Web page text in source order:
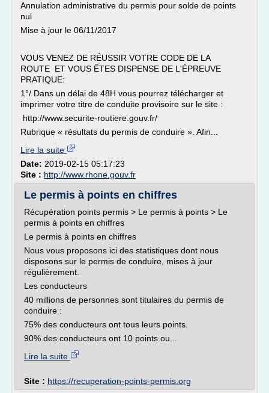
Annulation administrative du permis pour solde de points
nul
Mise à jour le 06/11/2017
VOUS VENEZ DE RÉUSSIR VOTRE CODE DE LA
ROUTE ET VOUS ÊTES DISPENSE DE L'ÉPREUVE
PRATIQUE:
1°/ Dans un délai de 48H vous pourrez télécharger et
imprimer votre titre de conduite provisoire sur le site :
http://www.securite-routiere.gouv.fr/
Rubrique « résultats du permis de conduire ». Afin...
Lire la suite
Date: 2019-02-15 05:17:23
Site : http://www.rhone.gouv.fr
Le permis à points en chiffres
Récupération points permis > Le permis à points > Le
permis à points en chiffres
Le permis à points en chiffres
Nous vous proposons ici des statistiques dont nous
disposons sur le permis de conduire, mises à jour
régulièrement.
Les conducteurs
40 millions de personnes sont titulaires du permis de
conduire :
75% des conducteurs ont tous leurs points.
90% des conducteurs ont 10 points ou...
Lire la suite
Site : https://recuperation-points-permis.org